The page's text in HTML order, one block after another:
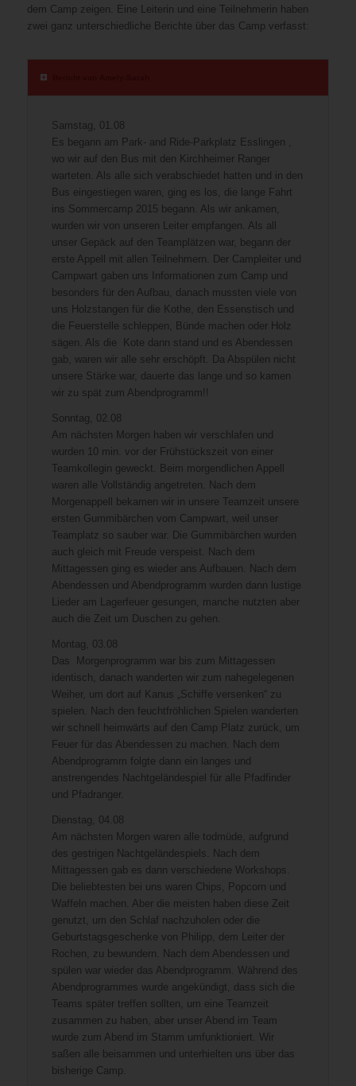
dem Camp zeigen. Eine Leiterin und eine Teilnehmerin haben
zwei ganz unterschiedliche Berichte über das Camp verfasst:
Samstag, 01.08
Es begann am Park- and Ride-Parkplatz Esslingen ,
wo wir auf den Bus mit den Kirchheimer Ranger
warteten. Als alle sich verabschiedet hatten und in den
Bus eingestiegen waren, ging es los, die lange Fahrt
ins Sommercamp 2015 begann. Als wir ankamen,
wurden wir von unseren Leiter empfangen. Als all
unser Gepäck auf den Teamplätzen war, begann der
erste Appell mit allen Teilnehmern. Der Campleiter und
Campwart gaben uns Informationen zum Camp und
besonders für den Aufbau, danach mussten viele von
uns Holzstangen für die Kothe, den Essenstisch und
die Feuerstelle schleppen, Bünde machen oder Holz
sägen. Als die Kote dann stand und es Abendessen
gab, waren wir alle sehr erschöpft. Da Abspülen nicht
unsere Stärke war, dauerte das lange und so kamen
wir zu spät zum Abendprogramm!!
Sonntag, 02.08
Am nächsten Morgen haben wir verschlafen und
wurden 10 min. vor der Frühstückszeit von einer
Teamkollegin geweckt. Beim morgendlichen Appell
waren alle Vollständig angetreten. Nach dem
Morgenappell bekamen wir in unsere Teamzeit unsere
ersten Gummibärchen vom Campwart, weil unser
Teamplatz so sauber war. Die Gummibärchen wurden
auch gleich mit Freude verspeist. Nach dem
Mittagessen ging es wieder ans Aufbauen. Nach dem
Abendessen und Abendprogramm wurden dann lustige
Lieder am Lagerfeuer gesungen, manche nutzten aber
auch die Zeit um Duschen zu gehen.
Montag, 03.08
Das Morgenprogramm war bis zum Mittagessen
identisch, danach wanderten wir zum nahegelegenen
Weiher, um dort auf Kanus „Schiffe versenken“ zu
spielen. Nach den feuchtfröhlichen Spielen wanderten
wir schnell heimwärts auf den Camp Platz zurück, um
Feuer für das Abendessen zu machen. Nach dem
Abendprogramm folgte dann ein langes und
anstrengendes Nachtgeländespiel für alle Pfadfinder
und Pfadranger.
Dienstag, 04.08
Am nächsten Morgen waren alle todmüde, aufgrund
des gestrigen Nachtgeländespiels. Nach dem
Mittagessen gab es dann verschiedene Workshops.
Die beliebtesten bei uns waren Chips, Popcorn und
Waffeln machen. Aber die meisten haben diese Zeit
genutzt, um den Schlaf nachzuholen oder die
Geburtstagsgeschenke von Philipp, dem Leiter der
Rochen, zu bewundern. Nach dem Abendessen und
spülen war wieder das Abendprogramm. Während des
Abendprogrammes wurde angekündigt, dass sich die
Teams später treffen sollten, um eine Teamzeit
zusammen zu haben, aber unser Abend im Team
wurde zum Abend im Stamm umfunktioniert. Wir
saßen alle beisammen und unterhielten uns über das
bisherige Camp.